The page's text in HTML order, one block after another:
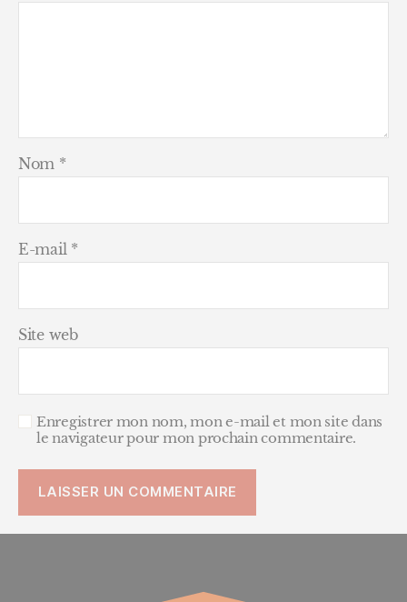
Nom *
E-mail *
Site web
Enregistrer mon nom, mon e-mail et mon site dans
le navigateur pour mon prochain commentaire.